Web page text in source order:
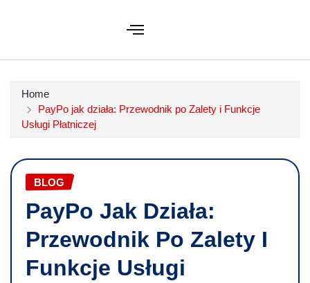
Home
PayPo jak działa: Przewodnik po Zalety i Funkcje
Usługi Płatniczej
BLOG
PayPo Jak Działa:
Przewodnik Po Zalety I
Funkcje Usługi